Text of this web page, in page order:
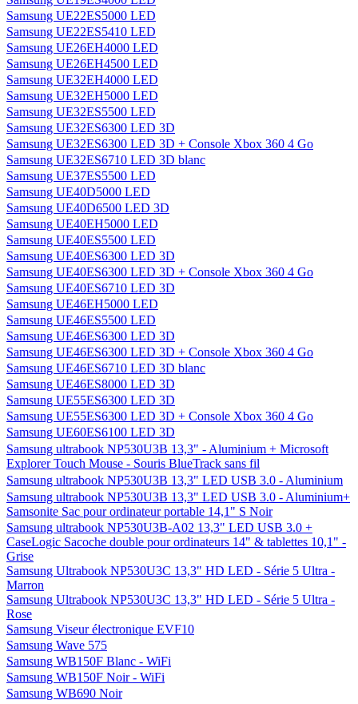
Samsung SyncMaster C23A550U 23" LED
Samsung SyncMaster C23A750X 23" LED
Samsung Syncmaster S23A700D 23" LED 3D
Samsung Syncmaster T22A550 21,5" LED Tuner TNT HD
Samsung Système de vidéosurveillance Baby Monitor SEW-
3022WP/ EX
Samsung T22A300 21.5" Tuner TNT HD
Samsung T22B300EW 21,5" LED Tuner TNT HD
Samsung T24B301 24" LED Tuner TNT HD
Samsung T27A550 27" LED Tuner TNT HD
Samsung Toner MLT-D101S pour imprimantes Samsung SCX-
3405 & ML-2165 - Noir
Samsung UE19ES4000 LED
Samsung UE22ES5000 LED
Samsung UE22ES5410 LED
Samsung UE26EH4000 LED
Samsung UE26EH4500 LED
Samsung UE32EH4000 LED
Samsung UE32EH5000 LED
Samsung UE32ES5500 LED
Samsung UE32ES6300 LED 3D
Samsung UE32ES6300 LED 3D + Console Xbox 360 4 Go
Samsung UE32ES6710 LED 3D blanc
Samsung UE37ES5500 LED
Samsung UE40D5000 LED
Samsung UE40D6500 LED 3D
Samsung UE40EH5000 LED
Samsung UE40ES5500 LED
Samsung UE40ES6300 LED 3D
Samsung UE40ES6300 LED 3D + Console Xbox 360 4 Go
Samsung UE40ES6710 LED 3D
Samsung UE46EH5000 LED
Samsung UE46ES5500 LED
Samsung UE46ES6300 LED 3D
Samsung UE46ES6300 LED 3D + Console Xbox 360 4 Go
Samsung UE46ES6710 LED 3D blanc
Samsung UE46ES8000 LED 3D
Samsung UE55ES6300 LED 3D
Samsung UE55ES6300 LED 3D + Console Xbox 360 4 Go
Samsung UE60ES6100 LED 3D
Samsung ultrabook NP530U3B 13,3" - Aluminium + Microsoft
Explorer Touch Mouse - Souris BlueTrack sans fil
Samsung ultrabook NP530U3B 13,3" LED USB 3.0 - Aluminium
Samsung ultrabook NP530U3B 13,3" LED USB 3.0 - Aluminium+